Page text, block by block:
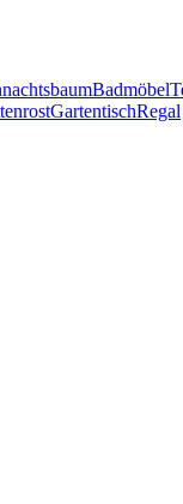
Badmöbel
GartentischRegal